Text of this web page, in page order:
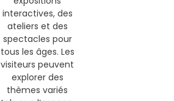
interactives, des
ateliers et des
spectacles pour
tous les âges. Les
visiteurs peuvent
explorer des
thèmes variés